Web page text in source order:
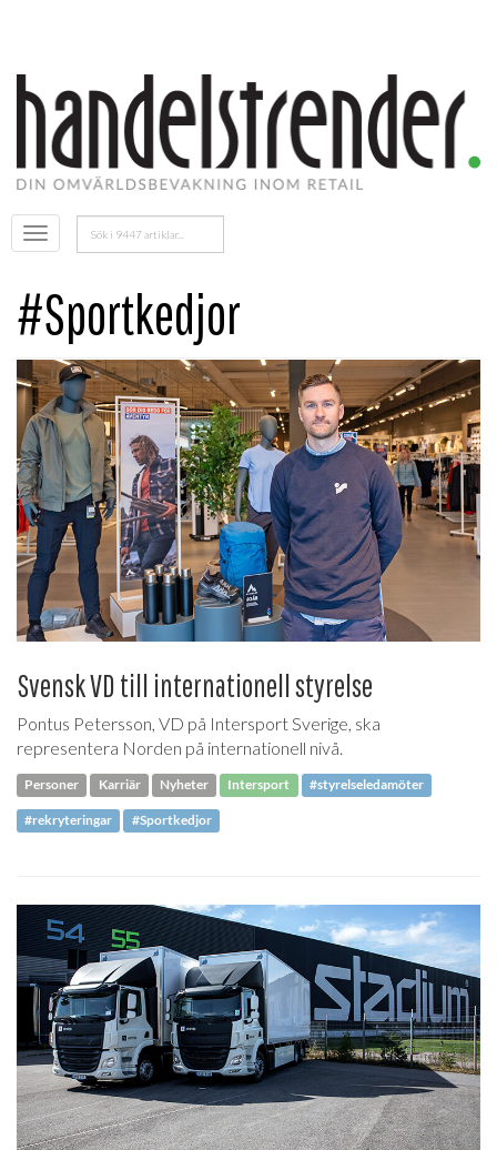
Öppna
menyn
Sök
efter:
#Sportkedjor
Svensk VD till internationell styrelse
Pontus Petersson, VD på Intersport Sverige, ska
representera Norden på internationell nivå.
Personer Karriär Nyheter Intersport #styrelseledamöter
#rekryteringar #Sportkedjor